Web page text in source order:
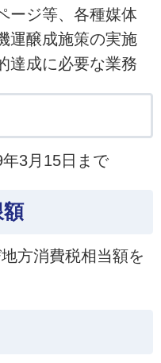
ジ等、各種媒体
運醸成施策の実施
成に必要な業務
3月15日まで
方消費税相当額を